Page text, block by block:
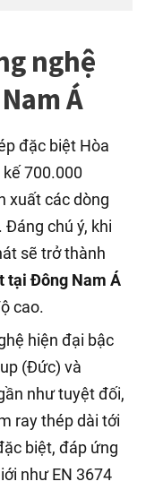
nghệ
Á
đặc biệt Hòa
700.000
xuất các dòng
chú ý, khi
sẽ trở thành
tại Đông Nam Á
cao.
hiện đại bậc
(Đức) và
như tuyệt đối,
ray thép dài tới
biệt, đáp ứng
như EN 3674